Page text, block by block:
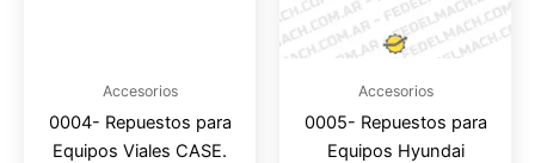
Accesorios
0004- Repuestos para
Equipos Viales CASE.
Accesorios
0005- Repuestos para
Equipos Hyundai